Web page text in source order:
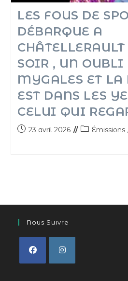
LES FOUS DE
DÉBARQUE A
SOIR , UN OUBLI
MYGALES ET LA
EST DANS LES
CELUI QUI
23 avril 2026 Émissions
Nous Suivre